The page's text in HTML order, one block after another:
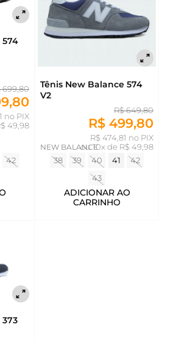
574
699,80
no PIX
49,98
42
Tênis New Balance 574
V2
R$ 649,80
R$ 499,80
R$ 474,81 no PIX
ou10x de R$ 49,98
NEW BALANCE
38
39 40 41
42
43
ADICIONAR AO
CARRINHO